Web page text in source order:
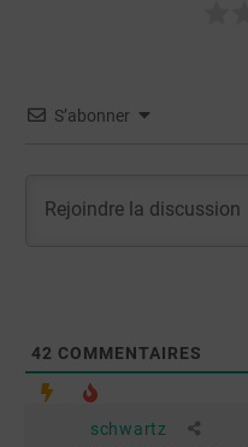
S’abonner
42 COMMENTAIRES
schwartz